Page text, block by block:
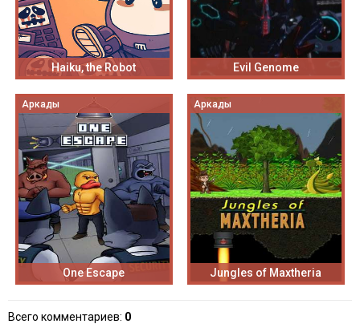
Haiku, the Robot Evil Genome
Аркады
One Escape
Аркады
Jungles of Maxtheria
Всего комментариев: 0